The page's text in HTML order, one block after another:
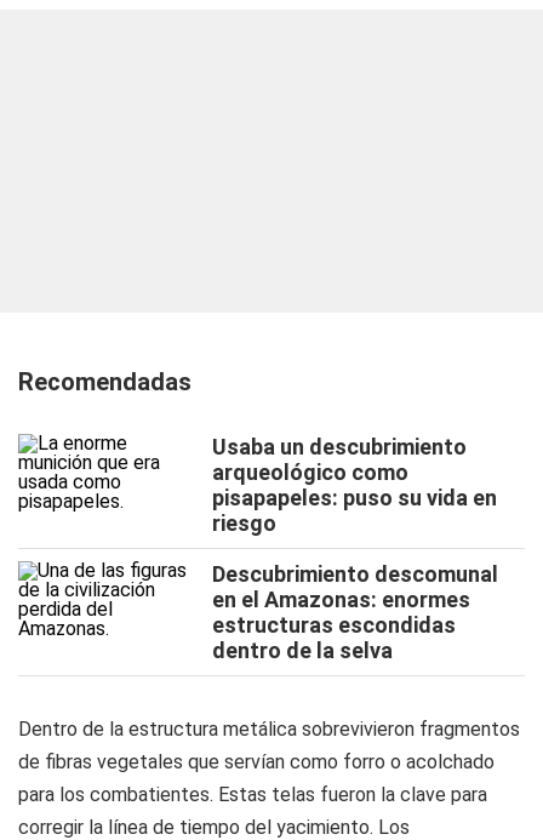
Recomendadas
Usaba un descubrimiento
arqueológico como
pisapapeles: puso su vida en
riesgo
Descubrimiento descomunal
en el Amazonas: enormes
estructuras escondidas
dentro de la selva
Dentro de la estructura metálica sobrevivieron fragmentos
de fibras vegetales que servían como forro o acolchado
para los combatientes. Estas telas fueron la clave para
corregir la línea de tiempo del yacimiento. Los